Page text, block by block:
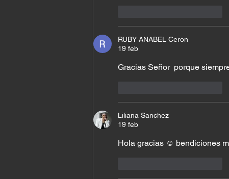
RUBY ANABEL Ceron
19 feb
Gracias Señor  porque
Liliana Sanchez
19 feb
Hola gracias ☺️ bendiciones